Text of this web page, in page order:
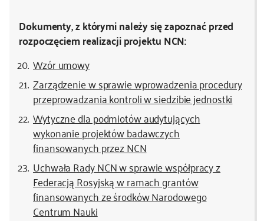
Dokumenty, z którymi należy się zapoznać przed
rozpoczęciem realizacji projektu NCN:
Wzór umowy
Zarządzenie w sprawie wprowadzenia procedury
przeprowadzania kontroli w siedzibie jednostki
Wytyczne dla podmiotów audytujących
wykonanie projektów badawczych
finansowanych przez NCN
Uchwała Rady NCN w sprawie współpracy z
Federacją Rosyjską w ramach grantów
finansowanych ze środków Narodowego
Centrum Nauki